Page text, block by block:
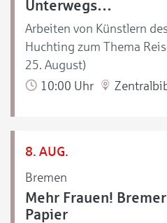
Unterwegs…
Arbeiten von Künstlern
Huchting zum Thema
25. August)
10:00 Uhr
8. AUG.
Bremen
Mehr Frauen!
Papier